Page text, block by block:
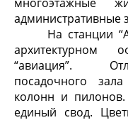
административные
На станции
архитектурном
“авиация”.
посадочного
колонн и пилонов.
единый свод.